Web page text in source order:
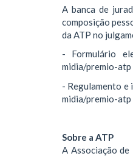
A banca de
composição
da ATP no
- Formulário
midia/premio-atp
- Regulamento
midia/premio-atp
Sobre a ATP
A Associação